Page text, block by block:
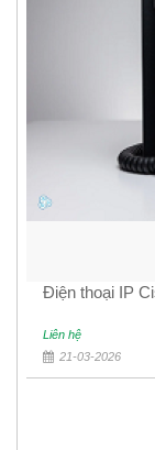
Điện thoại IP
Liên hệ
21-03-2026